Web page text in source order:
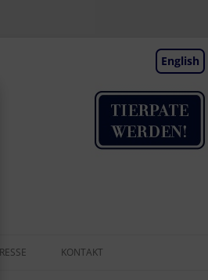
English
KONTAKT